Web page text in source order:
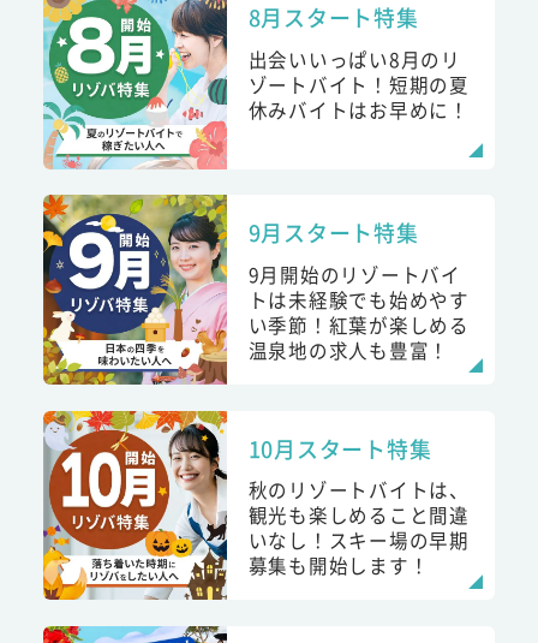
8月スタート特集
出会いいっぱい8月のリ
ゾートバイト！短期の夏
休みバイトはお早めに！
9月スタート特集
9月開始のリゾートバイ
トは未経験でも始めやす
い季節！紅葉が楽しめる
温泉地の求人も豊富！
10月スタート特集
秋のリゾートバイトは、
観光も楽しめること間違
いなし！スキー場の早期
募集も開始します！